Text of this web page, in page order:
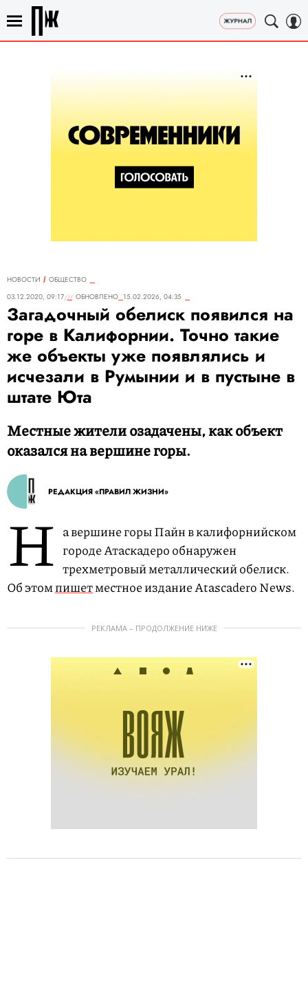
НОВОСТИ
ОБЩЕСТВО
03.12.2020, 09:17
ОБНОВЛЕНО 15.02.2026, 04:35
Загадочный обелиск появился на
горе в Калифорнии. Точно такие
же объекты уже появлялись и
исчезали в Румынии и в пустыне в
штате Юта
Местные жители озадачены, как объект
оказался на вершине горы.
РЕДАКЦИЯ «ПРАВИЛ ЖИЗНИ»
Н а вершине горы Пайн в калифорнийском
городе Атаскадеро обнаружен
трехметровый металлический обелиск.
Об этомпишетместное издание Atascadero News.
РЕКЛАМА – ПРОДОЛЖЕНИЕ НИЖЕ